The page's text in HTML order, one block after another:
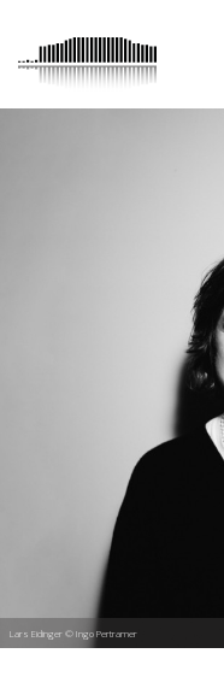
Lars Eidinger © Ingo Pertramer